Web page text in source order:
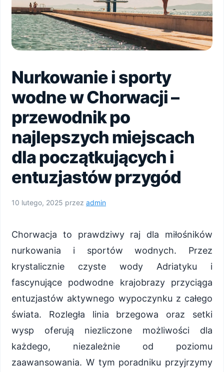
Nurkowanie i sporty
wodne w Chorwacji –
przewodnik po
najlepszych miejscach
dla początkujących i
entuzjastów przygód
10 lutego, 2025 przez admin
Chorwacja to prawdziwy raj dla miłośników
nurkowania i sportów wodnych. Przez
krystalicznie czyste wody Adriatyku i
fascynujące podwodne krajobrazy przyciąga
entuzjastów aktywnego wypoczynku z całego
świata. Rozległa linia brzegowa oraz setki
wysp oferują niezliczone możliwości dla
każdego, niezależnie od poziomu
zaawansowania. W tym poradniku przyjrzymy